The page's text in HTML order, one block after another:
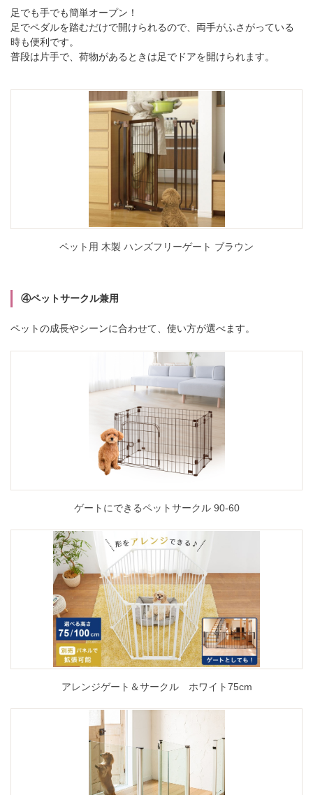
足でも手でも簡単オープン！
足でペダルを踏むだけで開けられるので、両手がふさがっている
時も便利です。
普段は片手で、荷物があるときは足でドアを開けられます。
ペット用 木製 ハンズフリーゲート ブラウン
④ペットサークル兼用
ペットの成長やシーンに合わせて、使い方が選べます。
ゲートにできるペットサークル 90-60
アレンジゲート＆サークル ホワイト75cm